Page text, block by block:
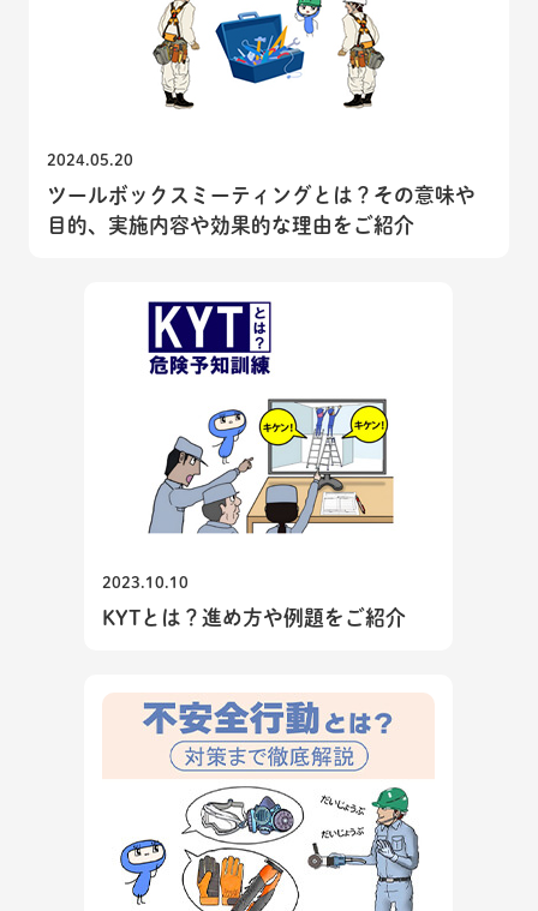
2024.05.20
ツールボックスミーティングとは？その意味や
目的、実施内容や効果的な理由をご紹介
2023.10.10
KYTとは？進め方や例題をご紹介